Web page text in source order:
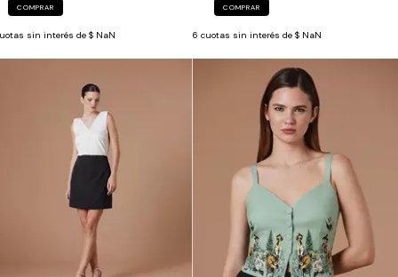
COMPRAR
sin interés de $ NaN
COMPRAR
6 cuotas sin interés de $ NaN